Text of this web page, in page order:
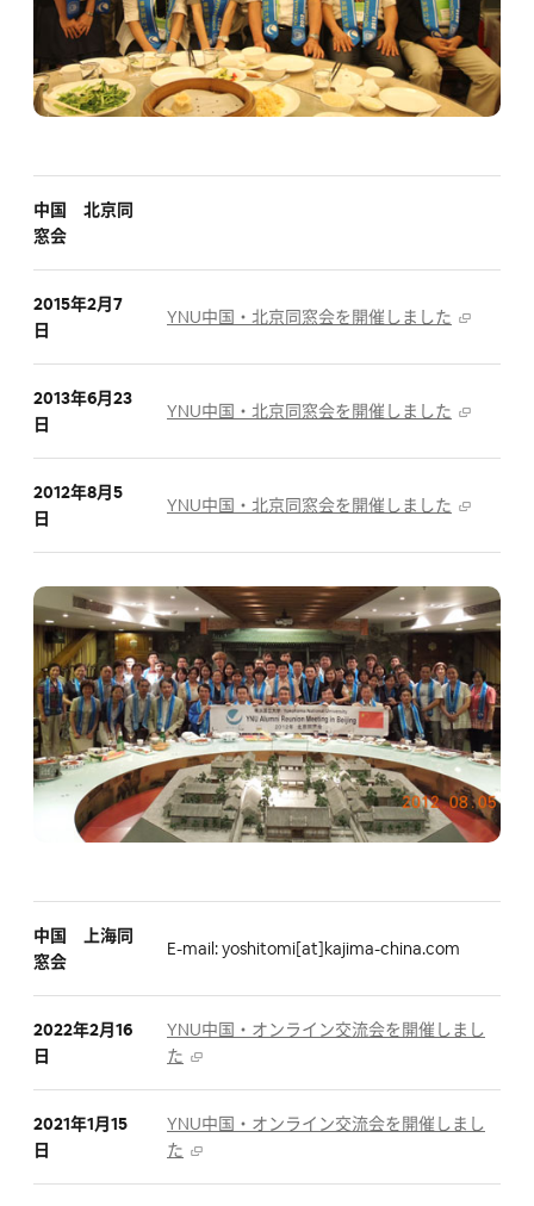
中国 北京同
窓会
2015年2月7
日
YNU中国・北京同窓会を開催しました
2013年6月23
日
YNU中国・北京同窓会を開催しました
2012年8月5
日
YNU中国・北京同窓会を開催しました
中国 上海同
窓会
E-mail: yoshitomi[at]kajima-china.com
2022年2月16
日
YNU中国・オンライン交流会を開催しまし
た
2021年1月15
日
YNU中国・オンライン交流会を開催しまし
た